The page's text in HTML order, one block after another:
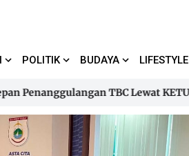
POLITIK BUDAYA LIFESTYLE
TBC Lewat KETUK
TBC Lewat KETUK